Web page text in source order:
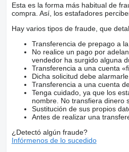
Esta es la forma más habitual de
compra. Así, los estafadores
Hay varios tipos de fraude, que
Transferencia de prepago a
No realice un pago por
vendedor ha surgido alguna
Transferencia a una cuenta
Dicha solicitud debe
Transferencia a una cuenta
Tenga cuidado, ya que los
nombre. No transfiera dinero
Sustitución de sus propios
Antes de realizar una
¿Detectó algún fraude?
Infórmenos de lo sucedido